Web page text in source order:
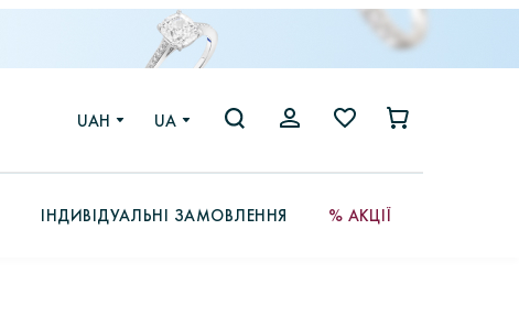
UAH UA
ІНДИВІДУАЛЬНІ ЗАМОВЛЕННЯ % АКЦІЇ